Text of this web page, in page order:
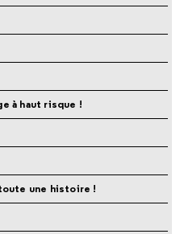
à haut risque !
une histoire !